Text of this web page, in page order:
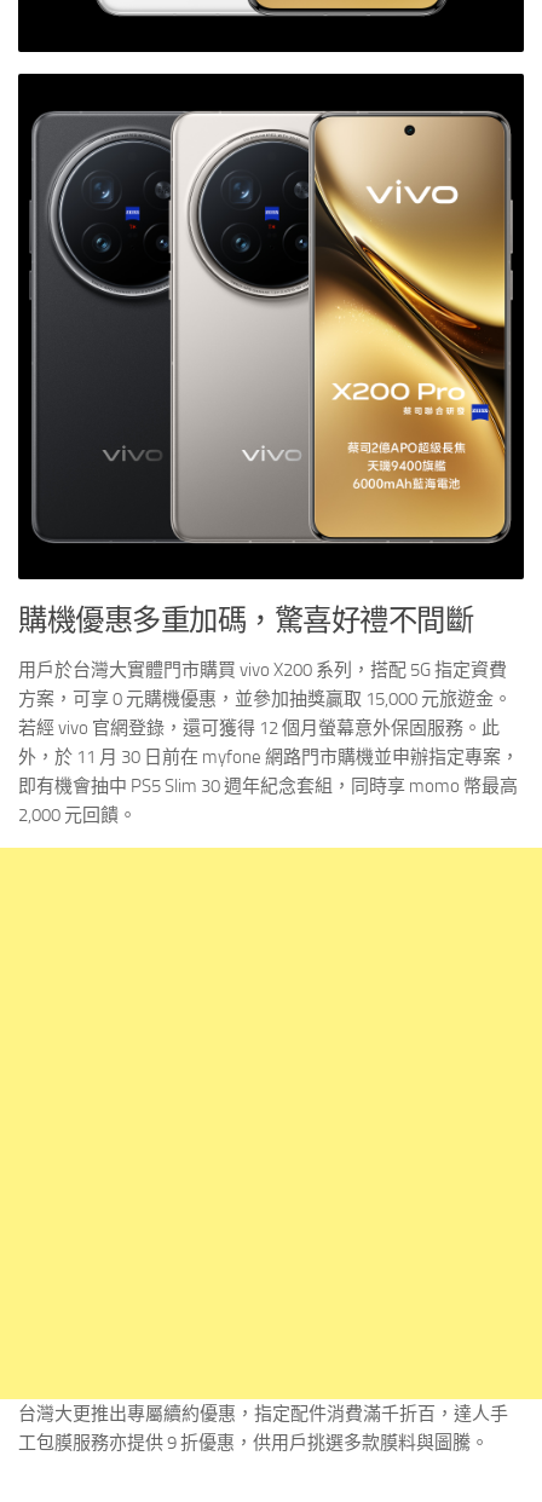
購機優惠多重加碼，驚喜好禮不間斷
用戶於台灣大實體門市購買 vivo X200 系列，搭配 5G 指定資費
方案，可享 0 元購機優惠，並參加抽獎贏取 15,000 元旅遊金。
若經 vivo 官網登錄，還可獲得 12 個月螢幕意外保固服務。此
外，於 11 月 30 日前在 myfone 網路門市購機並申辦指定專案，
即有機會抽中 PS5 Slim 30 週年紀念套組，同時享 momo 幣最高
2,000 元回饋。
台灣大更推出專屬續約優惠，指定配件消費滿千折百，達人手
工包膜服務亦提供 9 折優惠，供用戶挑選多款膜料與圖騰。